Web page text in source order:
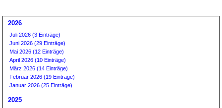
2026
Juli 2026 (3 Einträge)
Juni 2026 (29 Einträge)
Mai 2026 (12 Einträge)
April 2026 (10 Einträge)
März 2026 (14 Einträge)
Februar 2026 (19 Einträge)
Januar 2026 (25 Einträge)
2025